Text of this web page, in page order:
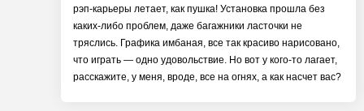
рэп-карьеры летает, как пушка! Установка прошла без
каких-либо проблем, даже багажники ласточки не
тряслись. Графика имбаная, все так красиво нарисовано,
что играть — одно удовольствие. Но вот у кого-то лагает,
расскажите, у меня, вроде, все на огнях, а как насчет вас?